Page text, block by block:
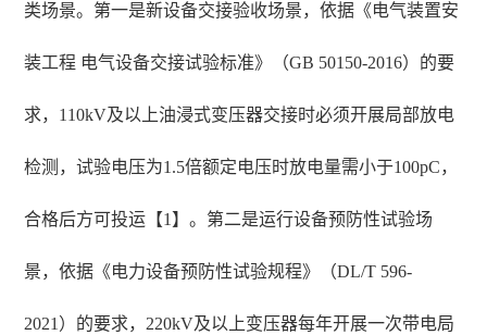
类场景。第一是新设备交接验收场景，依据《电气装置安
装工程 电气设备交接试验标准》（GB 50150-2016）的要
求，110kV及以上油浸式变压器交接时必须开展局部放电
检测，试验电压为1.5倍额定电压时放电量需小于100pC，
合格后方可投运【1】。第二是运行设备预防性试验场
景，依据《电力设备预防性试验规程》（DL/T 596-
2021）的要求，220kV及以上变压器每年开展一次带电局